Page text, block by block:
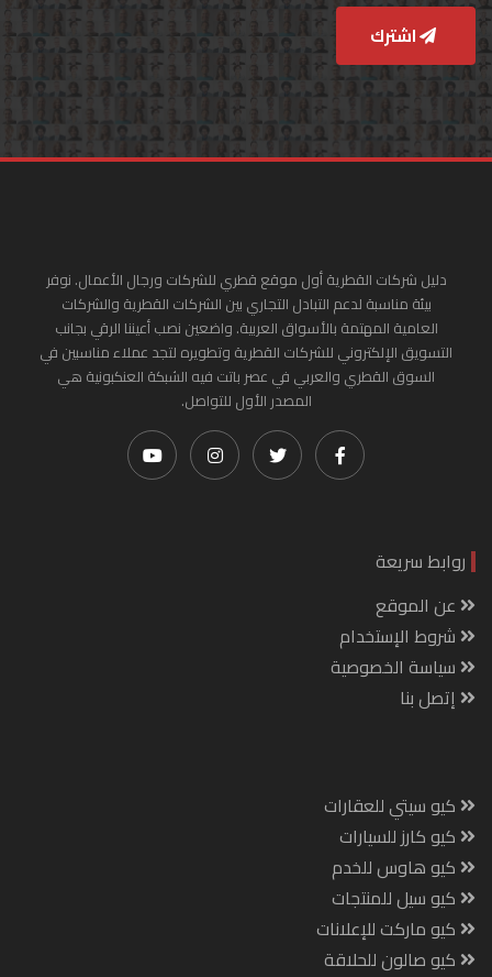
اشترك
دليل شركات القطرية أول موقع قطري للشركات ورجال الأعمال. نوفر
بيئة مناسبة لدعم التبادل التجاري بين الشركات القطرية والشركات
العامية المهتمة بالأسواق العربية. واضعين نصب أعيننا الرقي بجانب
التسويق الإلكتروني للشركات القطرية وتطويره لتجد عملاء مناسبين في
السوق القطري والعربي في عصر باتت فيه الشبكة العنكبونية هي
المصدر الأول للتواصل.
روابط سريعة
عن الموقع
شروط الإستخدام
سياسة الخصوصية
إتصل بنا
كيو سيتي للعقارات
كيو كارز للسيارات
كيو هاوس للخدم
كيو سيل للمنتجات
كيو ماركت للإعلانات
كيو صالون للحلاقة